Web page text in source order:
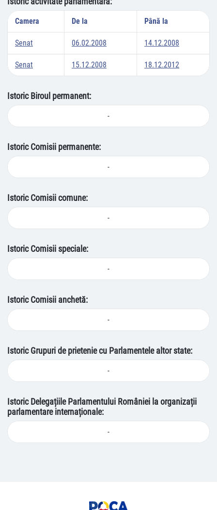
Camera De la Până la
Senat 06.02.2008 14.12.2008
Senat 15.12.2008 18.12.2012
Istoric Biroul permanent:
-
Istoric Comisii permanente:
-
Istoric Comisii comune:
-
Istoric Comisii speciale:
-
Istoric Comisii anchetă:
-
Istoric Grupuri de prietenie cu Parlamentele altor state:
-
Istoric Delegațiile Parlamentului României la organizații
parlamentare internaționale:
-